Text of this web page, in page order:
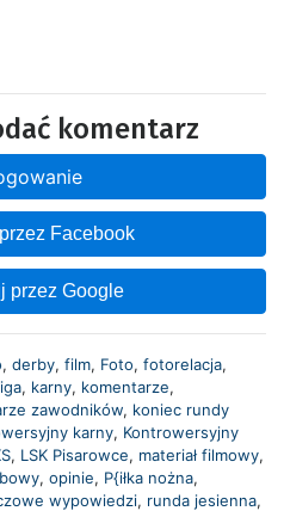
komentarz
Facebook
przez Google
, derby, film, Foto, fotorelacja,
, karny, komentarze,
zawodników, koniec rundy
karny, Kontrowersyjny
, LSK Pisarowce, materiał filmowy,
, opinie, P{iłka nożna,
wypowiedzi, runda jesienna,